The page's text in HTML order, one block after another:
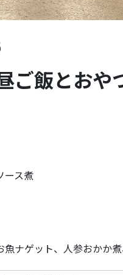
ご飯とおや
ース煮
魚ナゲット、人参おかか